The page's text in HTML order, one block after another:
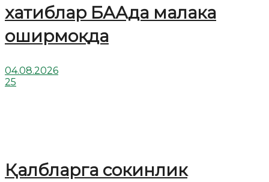
хатиблар БААда малака
оширмоқда
04.08.2026
25
Қалбларга сокинлик